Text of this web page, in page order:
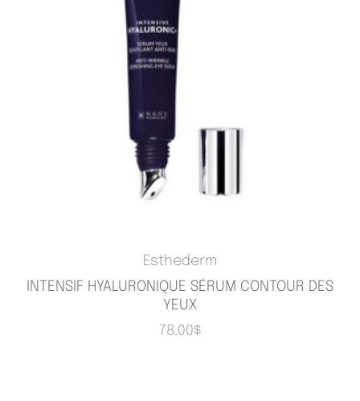
Esthederm
INTENSIF HYALURONIQUE SÉRUM CONTOUR DES
YEUX
78.00$